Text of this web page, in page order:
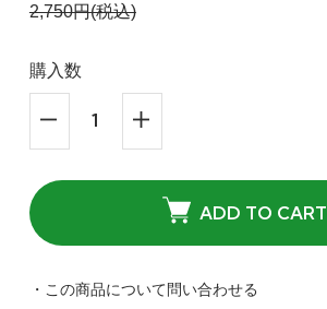
2,750円(税込)
購入数
ADD TO CART
・この商品について問い合わせる